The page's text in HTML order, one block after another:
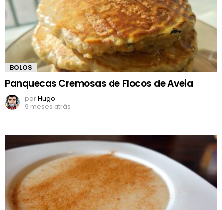
BOLOS
Panquecas Cremosas de Flocos de Aveia
porHugo
9 meses atrás